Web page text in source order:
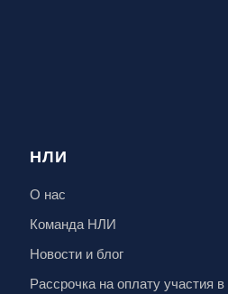
НЛИ
О нас
Команда НЛИ
Новости и блог
Рассрочка на оплату участия в